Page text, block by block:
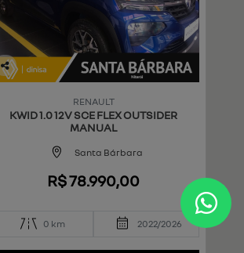
Co
RENAULT
KWID 1.0 12V SCE FLEX OUTSIDER
MANUAL
Santa Bárbara
R$ 78.990,00
0 km 2022/2026